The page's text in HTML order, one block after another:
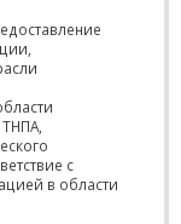
с
в области